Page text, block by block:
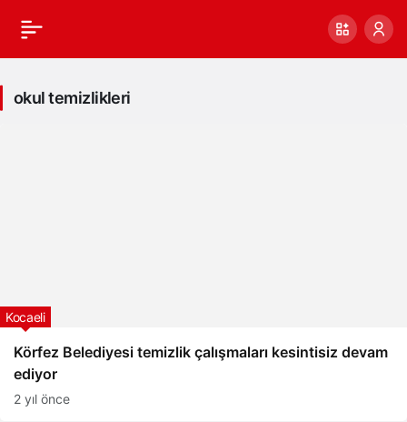
okul temizlikleri
Körfez Belediyesi temizlik çalışmaları kesintisiz devam
ediyor
Kocaeli
2 yıl önce